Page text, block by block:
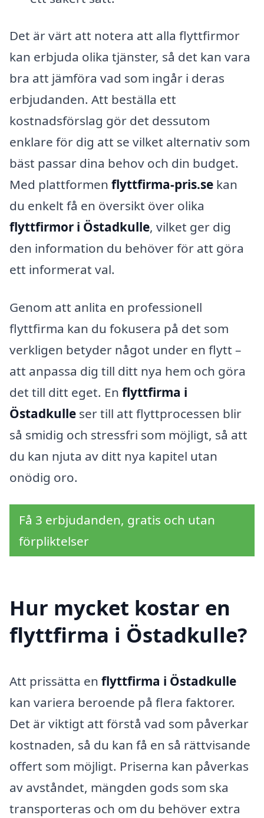
Det är värt att notera att alla flyttfirmor
kan erbjuda olika tjänster, så det kan vara
bra att jämföra vad som ingår i deras
erbjudanden. Att beställa ett
kostnadsförslag gör det dessutom
enklare för dig att se vilket alternativ som
bäst passar dina behov och din budget.
Med plattformen flyttfirma-pris.se kan
du enkelt få en översikt över olika
flyttfirmor i Östadkulle, vilket ger dig
den information du behöver för att göra
ett informerat val.
Genom att anlita en professionell
flyttfirma kan du fokusera på det som
verkligen betyder något under en flytt –
att anpassa dig till ditt nya hem och göra
det till ditt eget. En flyttfirma i
Östadkulle ser till att flyttprocessen blir
så smidig och stressfri som möjligt, så att
du kan njuta av ditt nya kapitel utan
onödig oro.
Få 3 erbjudanden, gratis och utan
förpliktelser
Hur mycket kostar en
flyttfirma i Östadkulle?
Att prissätta en flyttfirma i Östadkulle
kan variera beroende på flera faktorer.
Det är viktigt att förstå vad som påverkar
kostnaden, så du kan få en så rättvisande
offert som möjligt. Priserna kan påverkas
av avståndet, mängden gods som ska
transporteras och om du behöver extra